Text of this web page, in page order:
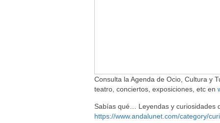
Consulta la Agenda de Ocio, Cultura y
teatro, conciertos, exposiciones, etc en
Sabías qué… Leyendas y curiosidades
https://www.andalunet.com/category/